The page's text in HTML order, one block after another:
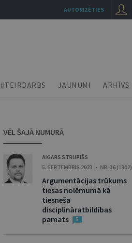
#TEIRDARBS JAUNUMI ARHĪVS
VĒL ŠAJĀ NUMURĀ
AIGARS STRUPIŠS
5. SEPTEMBRIS 2023 • NR. 36 (1302)
Argumentācijas trūkums
tiesas nolēmumā kā
tiesneša
disciplināratbildības
pamats
5
AUTORIZĒTIES